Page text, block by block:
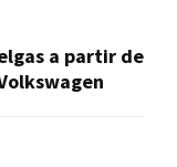
a partir de